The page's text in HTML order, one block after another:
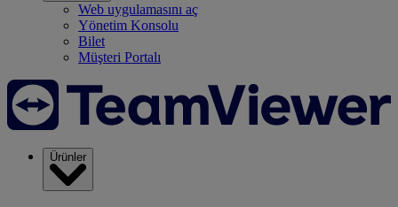
Web uygulamasını aç
Yönetim Konsolu
Bilet
Müşteri Portalı
Ürünler